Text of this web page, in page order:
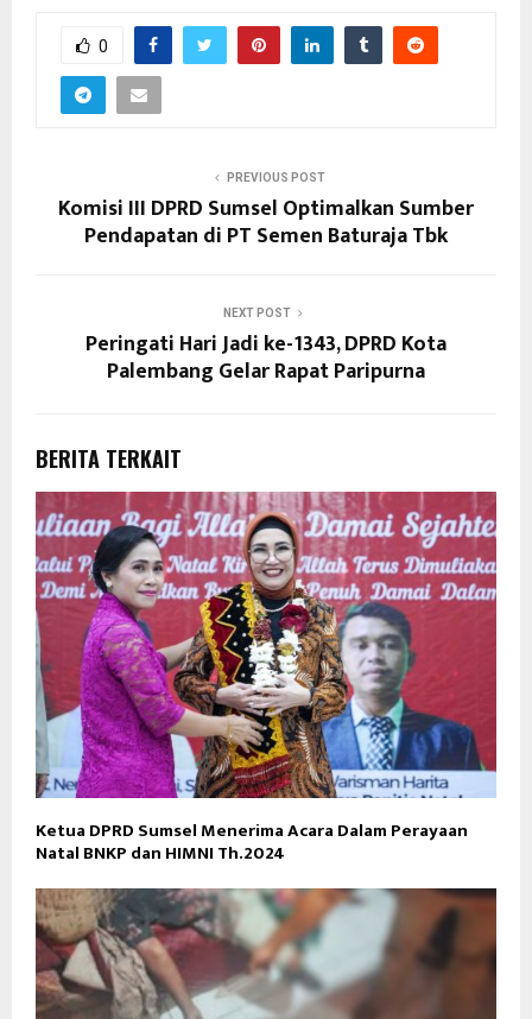
0
PREVIOUS POST
Komisi III DPRD Sumsel Optimalkan Sumber
Pendapatan di PT Semen Baturaja Tbk
NEXT POST
Peringati Hari Jadi ke-1343, DPRD Kota
Palembang Gelar Rapat Paripurna
BERITA TERKAIT
Ketua DPRD Sumsel Menerima Acara Dalam Perayaan
Natal BNKP dan HIMNI Th.2024